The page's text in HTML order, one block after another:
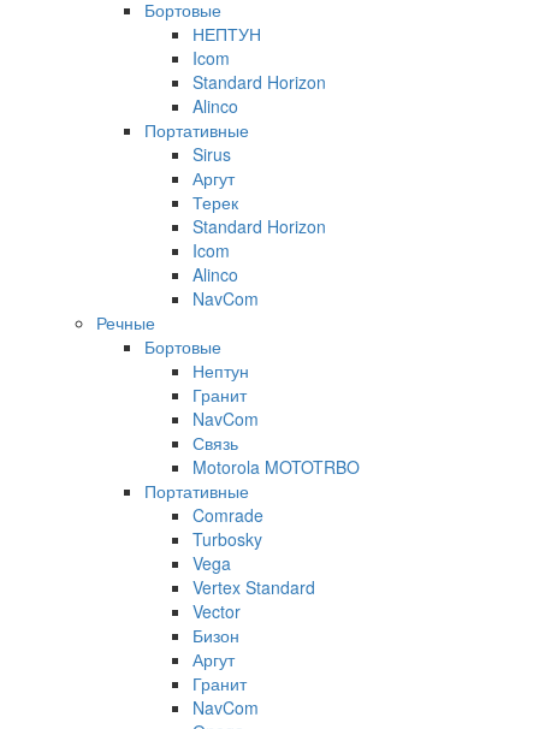
Бортовые
НЕПТУН
Icom
Standard Horizon
Alinco
Портативные
Sirus
Аргут
Терек
Standard Horizon
Icom
Alinco
NavCom
Речные
Бортовые
Нептун
Гранит
NavCom
Связь
Motorola MOTOTRBO
Портативные
Comrade
Turbosky
Vega
Vertex Standard
Vector
Бизон
Аргут
Гранит
NavCom